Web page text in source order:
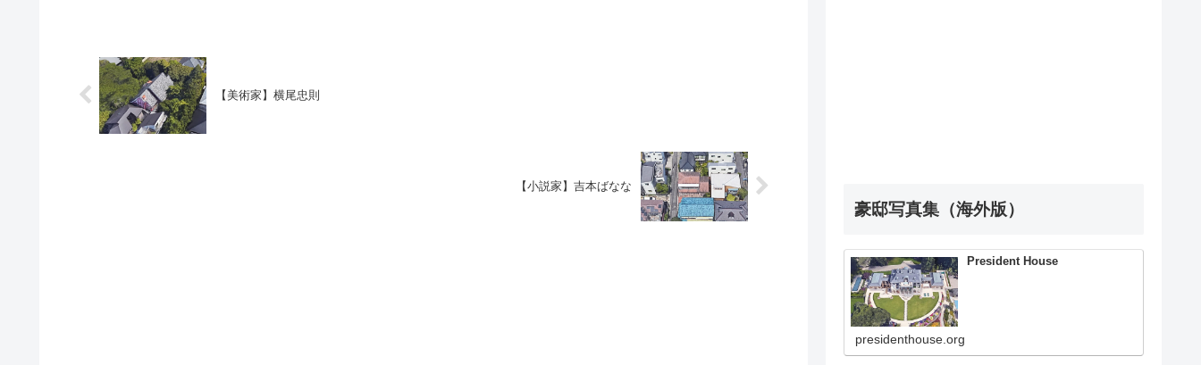
【美術家】横尾忠則
【小説家】吉本ばなな
豪邸写真集（海外版）
President House
presidenthouse.org